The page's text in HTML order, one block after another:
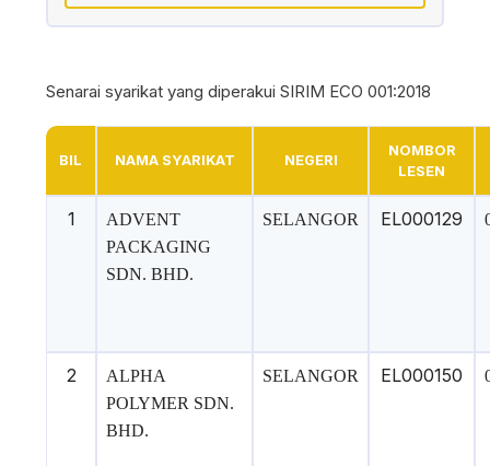
Senarai syarikat yang diperakui SIRIM ECO 001:2018
BIL NAMA SYARIKAT NEGERI
NOMBOR
LESEN
1
ADVENT
PACKAGING
SDN. BHD.
SELANGOR EL000129
2
ALPHA
POLYMER SDN.
BHD.
SELANGOR EL000150